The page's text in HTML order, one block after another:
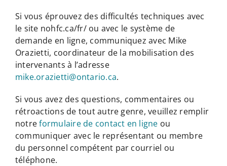
Si vous éprouvez des difficultés techniques avec
le site nohfc.ca/fr/ ou avec le système de
demande en ligne, communiquez avec Mike
Orazietti, coordinateur de la mobilisation des
intervenants à l’adresse
mike.orazietti@ontario.ca.
Si vous avez des questions, commentaires ou
rétroactions de tout autre genre, veuillez remplir
notreformulaire de contact en ligne ou
communiquer avec le représentant ou membre
du personnel compétent par courriel ou
téléphone.